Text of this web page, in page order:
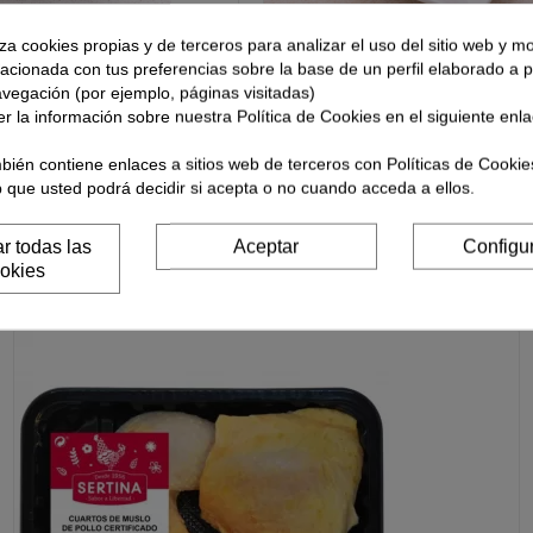
De Pollo Certificado
Añadir
Mollejas De Pollo Blanco- (500
Aprox)
Añadir
también compraron:
cookies propias y de terceros para analizar el uso del sitio web y
con tus preferencias sobre la base de un perfil elaborado a
(por ejemplo, páginas visitadas)
la información sobre nuestra Política de Cookies en el siguiente
contiene enlaces a sitios web de terceros con Políticas de
que usted podrá decidir si acepta o no cuando acceda a ellos.
todas las
Aceptar